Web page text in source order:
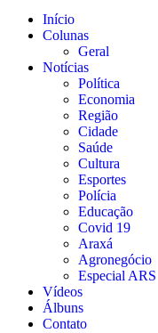
Início
Colunas
Geral
Notícias
Política
Economia
Região
Cidade
Saúde
Cultura
Esportes
Polícia
Educação
Covid 19
Araxá
Agronegócio
Especial ARS
Vídeos
Álbuns
Contato